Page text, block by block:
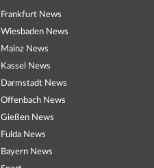
Frankfurt News
Wiesbaden News
Mainz News
Kassel News
Darmstadt News
Offenbach News
Gießen News
Fulda News
Bayern News